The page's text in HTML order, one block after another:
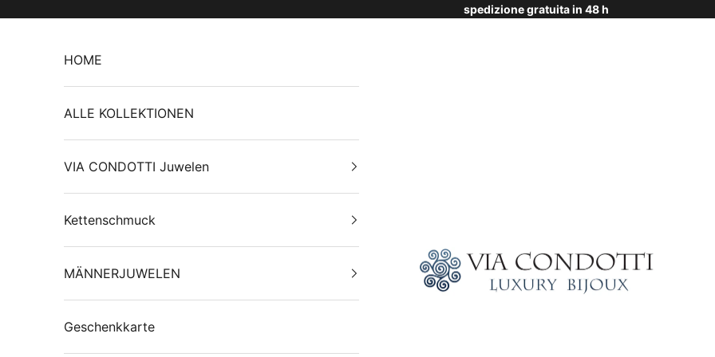
spedizione gratuita in 48 h
Via Condotti Store
HOME
ALLE KOLLEKTIONEN
VIA CONDOTTI Juwelen
Kettenschmuck
MÄNNERJUWELEN
Geschenkkarte